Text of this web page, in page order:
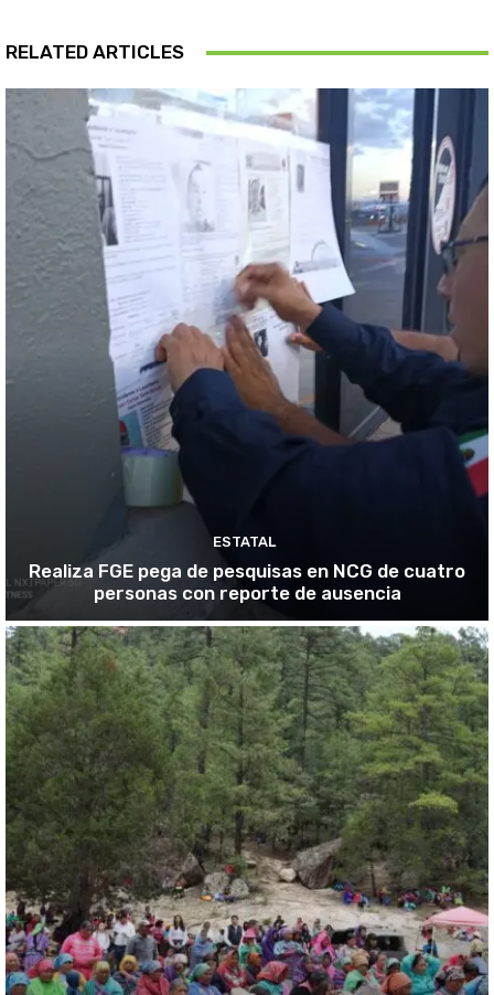
RELATED ARTICLES
ESTATAL
Realiza FGE pega de pesquisas en NCG de cuatro
personas con reporte de ausencia